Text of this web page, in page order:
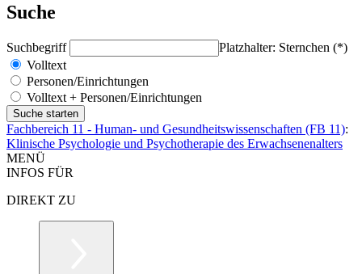
Suche
Suchbegriff
Platzhalter: Sternchen (*)
Volltext
Personen/Einrichtungen
Volltext + Personen/Einrichtungen
Fachbereich 11 - Human- und Gesundheitswissenschaften (FB 11):
Klinische Psychologie und Psychotherapie des Erwachsenenalters
MENÜ
INFOS FÜR
DIREKT ZU